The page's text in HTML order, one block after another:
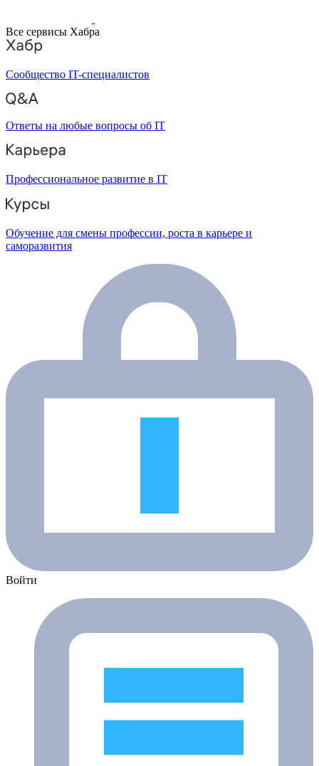
Все сервисы Хабра
Сообщество IT-специалистов
Ответы на любые вопросы об IT
Профессиональное развитие в IT
Обучение для смены профессии, роста в карьере и
саморазвития
Войти